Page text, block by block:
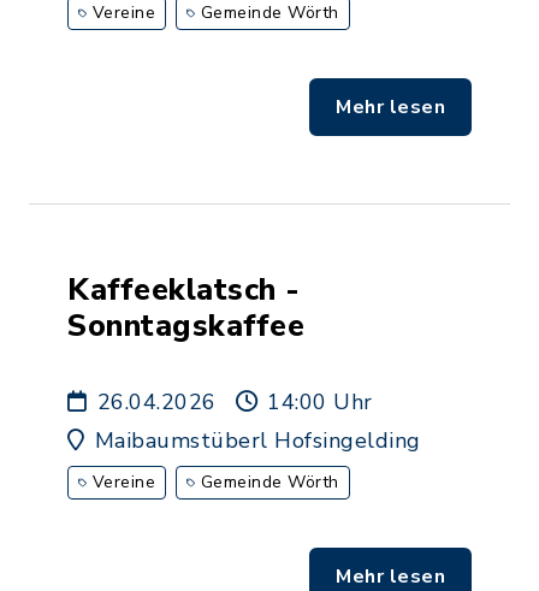
Vereine Gemeinde Wörth
Mehr lesen
Kaffeeklatsch -
Sonntagskaffee
26.04.2026
14:00 Uhr
Maibaumstüberl Hofsingelding
Vereine Gemeinde Wörth
Mehr lesen